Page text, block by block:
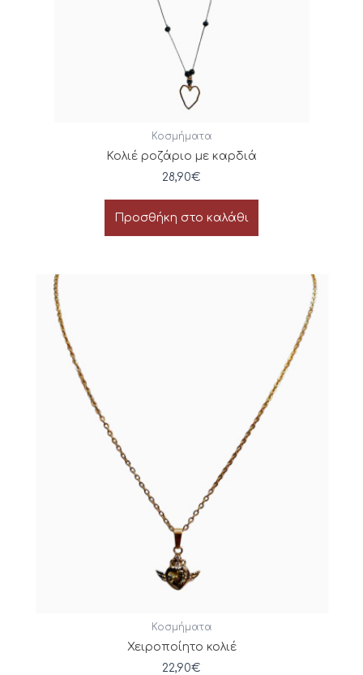
Κοσμήματα
Κολιέ ροζάριο με καρδιά
28,90€
Προσθήκη στο καλάθι
Κοσμήματα
Χειροποίητο κολιέ
22,90€